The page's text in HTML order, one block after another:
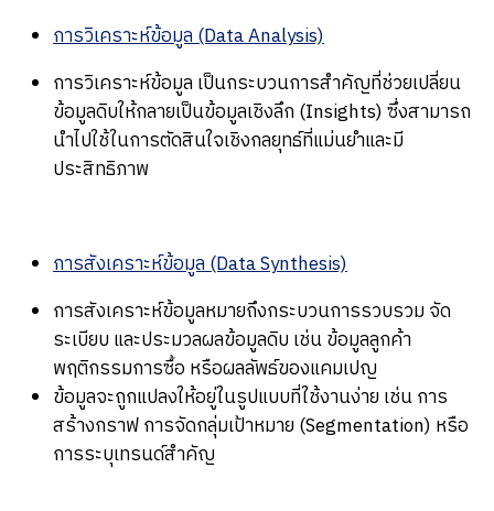
การวิเคราะห์ข้อมูล (Data Analysis)
การวิเคราะห์ข้อมูล เป็นกระบวนการสำคัญที่ช่วยเปลี่ยน
ข้อมูลดิบให้กลายเป็นข้อมูลเชิงลึก (Insights) ซึ่งสามารถ
นำไปใช้ในการตัดสินใจเชิงกลยุทธ์ที่แม่นยำและมี
ประสิทธิภาพ
การสังเคราะห์ข้อมูล (Data Synthesis)
การสังเคราะห์ข้อมูลหมายถึงกระบวนการรวบรวม จัด
ระเบียบ และประมวลผลข้อมูลดิบ เช่น ข้อมูลลูกค้า
พฤติกรรมการซื้อ หรือผลลัพธ์ของแคมเปญ
ข้อมูลจะถูกแปลงให้อยู่ในรูปแบบที่ใช้งานง่าย เช่น การ
สร้างกราฟ การจัดกลุ่มเป้าหมาย (Segmentation) หรือ
การระบุเทรนด์สำคัญ